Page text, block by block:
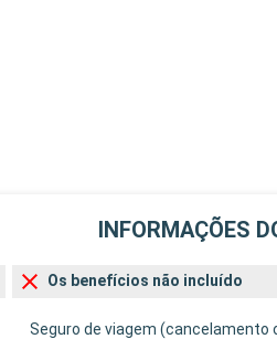
INFORMAÇÕES
Os benefícios não incluído
Seguro de viagem (cancelamento